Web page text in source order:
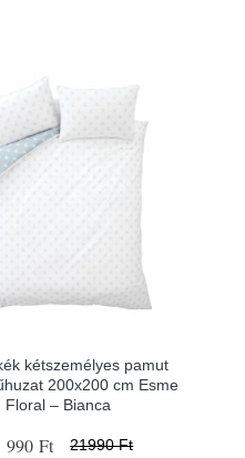
kétszemélyes pamut
200x200 cm Esme
Floral – Bianca
990 Ft 21990 Ft